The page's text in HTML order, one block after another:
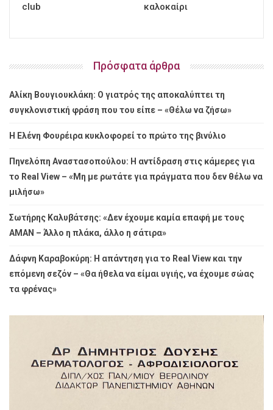
club
καλοκαίρι
Πρόσφατα άρθρα
Αλίκη Βουγιουκλάκη: Ο γιατρός της αποκαλύπτει τη
συγκλονιστική φράση που του είπε – «Θέλω να ζήσω»
Η Ελένη Φουρέιρα κυκλοφορεί το πρώτο της βινύλιο
Πηνελόπη Αναστασοπούλου: Η αντίδραση στις κάμερες για
το Real View – «Μη με ρωτάτε για πράγματα που δεν θέλω να
μιλήσω»
Σωτήρης Καλυβάτσης: «Δεν έχουμε καμία επαφή με τους
ΑΜΑΝ – Άλλο η πλάκα, άλλο η σάτιρα»
Δάφνη Καραβοκύρη: Η απάντηση για το Real View και την
επόμενη σεζόν – «Θα ήθελα να είμαι υγιής, να έχουμε σώας
τα φρένας»